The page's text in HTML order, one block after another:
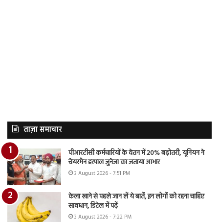
ताज़ा समाचार
पीआरटीसी कर्मचारियों के वेतन में 20% बढ़ोतरी, यूनियन ने
चेयरमैन हरपाल जुनेजा का जताया आभार
3 August 2026 - 7:51 PM
केला खाने से पहले जान लें ये बातें, इन लोगों को रहना चाहिए
सावधान, डिटेल में पढ़ें
3 August 2026 - 7:22 PM